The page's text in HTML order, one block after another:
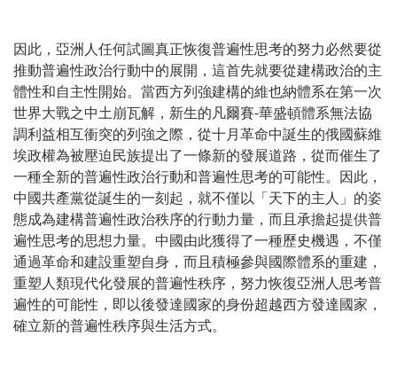
因此，亞洲人任何試圖真正恢復普遍性思考的努力必然要從
推動普遍性政治行動中的展開，這首先就要從建構政治的主
體性和自主性開始。當西方列強建構的維也納體系在第一次
世界大戰之中土崩瓦解，新生的凡爾賽-華盛頓體系無法協
調利益相互衝突的列強之際，從十月革命中誕生的俄國蘇維
埃政權為被壓迫民族提出了一條新的發展道路，從而催生了
一種全新的普遍性政治行動和普遍性思考的可能性。因此，
中國共產黨從誕生的一刻起，就不僅以「天下的主人」的姿
態成為建構普遍性政治秩序的行動力量，而且承擔起提供普
遍性思考的思想力量。中國由此獲得了一種歷史機遇，不僅
通過革命和建設重塑自身，而且積極參與國際體系的重建，
重塑人類現代化發展的普遍性秩序，努力恢復亞洲人思考普
遍性的可能性，即以後發達國家的身份超越西方發達國家，
確立新的普遍性秩序與生活方式。